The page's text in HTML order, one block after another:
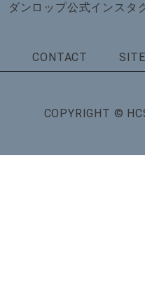
ダンロップ公式インスタ
CONTACT
COPYRIGHT ©